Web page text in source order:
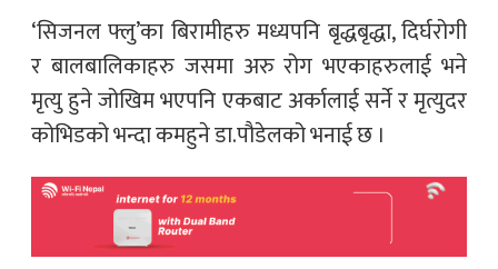
‘सिजनल फ्लु’का बिरामीहरु मध्यपनि बृद्धबृद्धा, दिर्घरोगी
र बालबालिकाहरु जसमा अरु रोग भएकाहरुलाई भने
मृत्यु हुने जोखिम भएपनि एकबाट अर्कालाई सर्ने र मृत्युदर
कोभिडको भन्दा कमहुने डा.पौडेलको भनाई छ ।